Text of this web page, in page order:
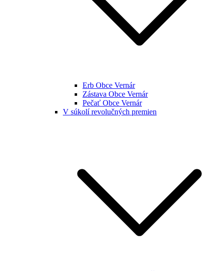
Erb Obce Vernár
Zástava Obce Vernár
Pečať Obce Vernár
V súkolí revolučných premien